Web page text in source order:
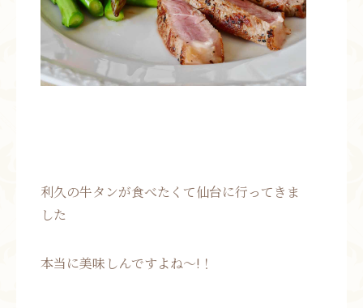
利久の牛タンが食べたくて仙台に行ってきま
した
本当に美味しんですよね～!！